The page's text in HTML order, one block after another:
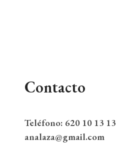
Contacto
Teléfono: 620 10 13 13
analaza@gmail.com